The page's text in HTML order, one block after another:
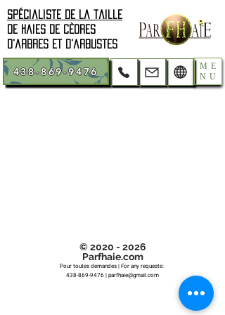
Spécialiste de la taille
de haies de cèdres
d'arbres et d'arbustes
438-869-9476
ME
NU
©2020 - 2026
Parfhaie.com
Pour toutes demandes | For any requests:
438-869-9476 | parfhaie@gmail.com